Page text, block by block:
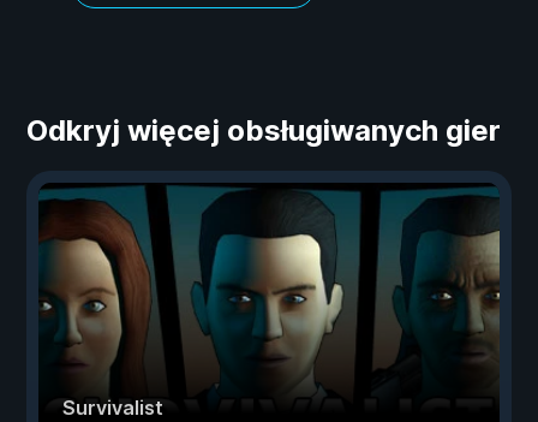
Odkryj więcej obsługiwanych gier
Survivalist